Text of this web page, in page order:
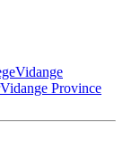
Vidange
Vidange Province